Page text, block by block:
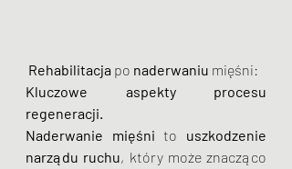
Rehabilitacja po naderwaniu mięśni:
Kluczowe aspekty procesu
regeneracji.
Naderwanie mięśni to uszkodzenie
narządu ruchu, który może znacząco